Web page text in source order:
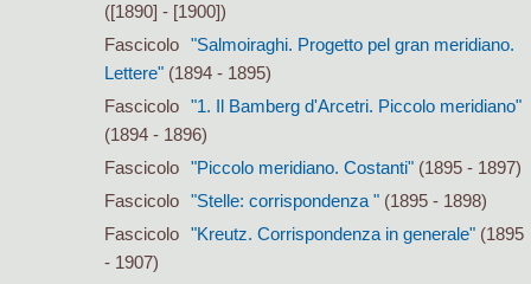
([1890] - [1900])
Fascicolo
"Salmoiraghi. Progetto pel gran meridiano.
Lettere"(1894 - 1895)
Fascicolo
"1. Il Bamberg d'Arcetri. Piccolo meridiano"
(1894 - 1896)
Fascicolo
"Piccolo meridiano. Costanti"(1895 - 1897)
Fascicolo
"Stelle: corrispondenza "(1895 - 1898)
Fascicolo
"Kreutz. Corrispondenza in generale"(1895
- 1907)